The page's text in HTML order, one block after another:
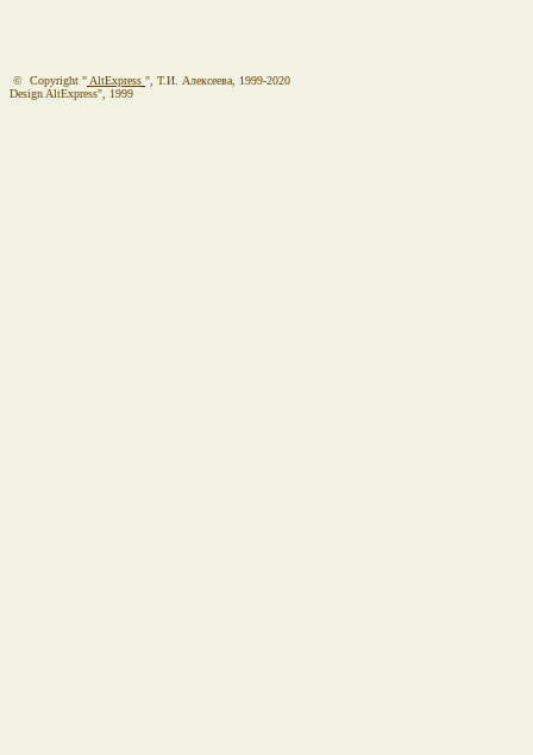
© Copyright " AltExpress ", Т.И. Алекcеева, 1999-2020
Design AltExpress", 1999